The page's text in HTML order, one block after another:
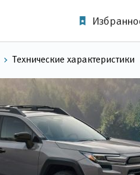
Технические характеристики